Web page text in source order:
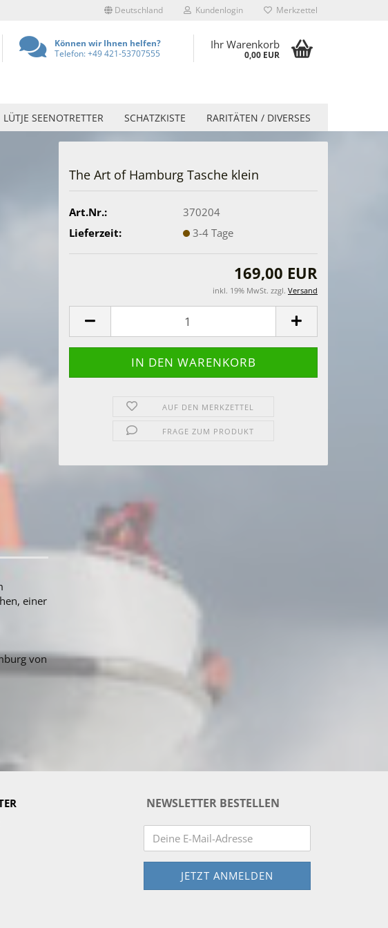
Deutschland Kundenlogin Merkzettel
Können wir Ihnen helfen?
Telefon: +49 421-53707555
Ihr Warenkorb
0,00 EUR
LÜTJE SEENOTRETTER SCHATZKISTE RARITÄTEN / DIVERSES
The Art of Hamburg Tasche klein
Art.Nr.:
370204
Lieferzeit:
3-4 Tage
169,00 EUR
inkl. 19% MwSt. zzgl. Versand
AUF DEN MERKZETTEL
FRAGE ZUM PRODUKT
einer
von
NEWSLETTER BESTELLEN